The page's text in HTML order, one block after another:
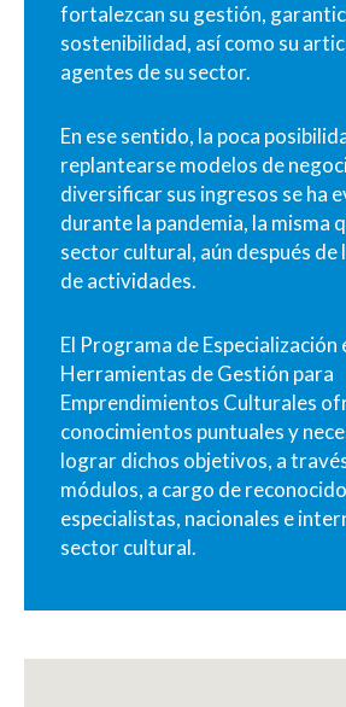
fortalezcan su gestión,
sostenibilidad, así como su
agentes de su sector.
En ese sentido, la poca
replantearse modelos de
diversificar sus ingresos se ha
durante la pandemia, la misma
sector cultural, aún después de
de actividades.
El Programa de Especialización
Herramientas de Gestión para
Emprendimientos Culturales
conocimientos puntuales y
lograr dichos objetivos, a
módulos, a cargo de
especialistas, nacionales e
sector cultural.